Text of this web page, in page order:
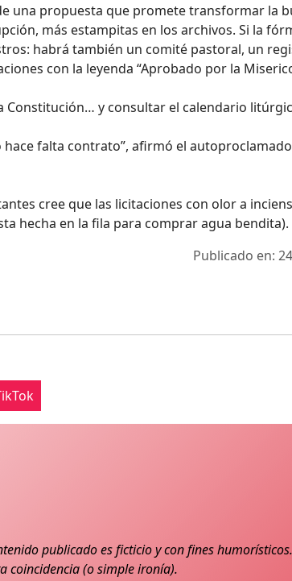
una propuesta que promete transformar la
más estampitas en los archivos. Si la
habrá también un comité pastoral, un
con la leyenda “Aprobado por la
Constitución… y consultar el calendario
hace falta contrato”, afirmó el
cree que las licitaciones con olor a
hecha en la fila para comprar agua bendita).
Publicado en:
publicado es ficticio y con fines
coincidencia (o simple ironía).